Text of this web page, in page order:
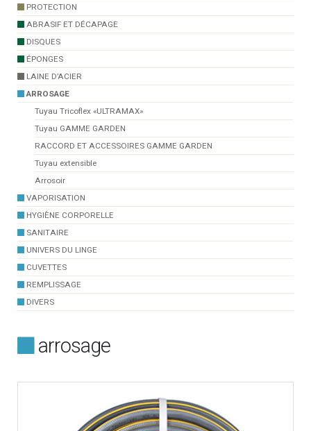
PROTECTION
ABRASIF ET DÉCAPAGE
DISQUES
ÉPONGES
LAINE D’ACIER
ARROSAGE
Tuyau Tricoflex «ULTRAMAX»
Tuyau GAMME GARDEN
RACCORD ET ACCESSOIRES GAMME GARDEN
Tuyau extensible
Arrosoir
VAPORISATION
HYGIÈNE CORPORELLE
SANITAIRE
UNIVERS DU LINGE
CUVETTES
REMPLISSAGE
DIVERS
arrosage